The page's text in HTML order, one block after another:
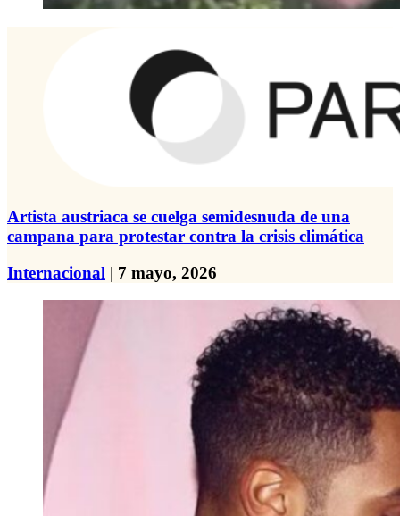
Artista austriaca se cuelga semidesnuda de una
campana para protestar contra la crisis climática
Internacional | 7 mayo, 2026